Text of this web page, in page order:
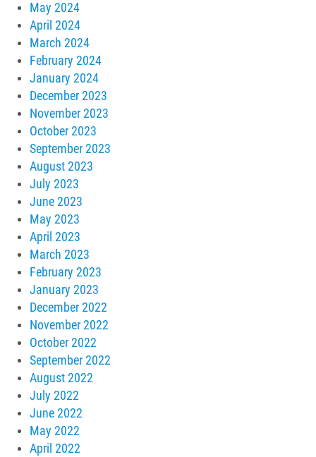
May 2024
April 2024
March 2024
February 2024
January 2024
December 2023
November 2023
October 2023
September 2023
August 2023
July 2023
June 2023
May 2023
April 2023
March 2023
February 2023
January 2023
December 2022
November 2022
October 2022
September 2022
August 2022
July 2022
June 2022
May 2022
April 2022